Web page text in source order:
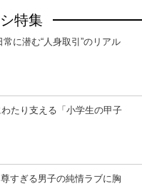
特集
に潜む“人身取引”のリアル
たり支える「小学生の甲子
すぎる男子の純情ラブに胸